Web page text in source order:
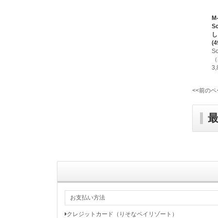
<<前のペ
お支払い方法
クレジットカード（りそなペイリゾート）